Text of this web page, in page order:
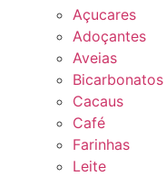
Açucares
Adoçantes
Aveias
Bicarbonatos
Cacaus
Café
Farinhas
Leite